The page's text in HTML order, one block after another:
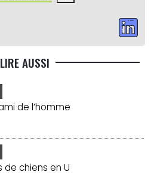
AUSSI
de l’homme
de chiens en U